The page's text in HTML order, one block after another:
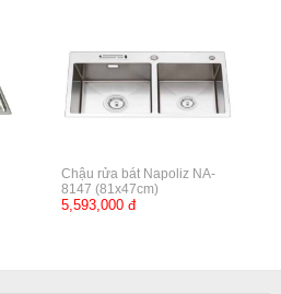
Chậu rửa bát Napoliz NA-
8147 (81x47cm)
5,593,000 đ